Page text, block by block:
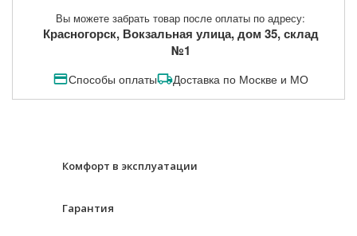
Вы можете забрать товар после оплаты по адресу:
Красногорск, Вокзальная улица, дом 35, склад
№1
Способы оплаты Доставка по Москве и МО
Комфорт в эксплуатации
Гарантия